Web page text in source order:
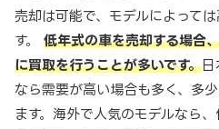
売却は可能で、モデルによって
す。 低年式の車を売却する場合
に買取を行うことが多いです。
なら需要が高い場合も多く、多
ます。海外で人気のモデルなら